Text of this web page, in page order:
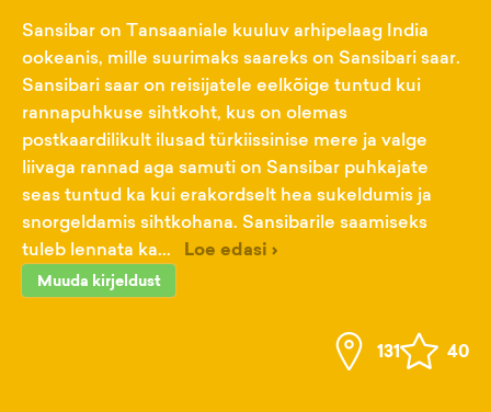
Sansibar on Tansaaniale kuuluv arhipelaag India
ookeanis, mille suurimaks saareks on Sansibari saar.
Sansibari saar on reisijatele eelkõige tuntud kui
rannapuhkuse sihtkoht, kus on olemas
postkaardilikult ilusad türkiissinise mere ja valge
liivaga rannad aga samuti on Sansibar puhkajate
seas tuntud ka kui erakordselt hea sukeldumis ja
snorgeldamis sihtkohana. Sansibarile saamiseks
tuleb lennata ka...
Loe edasi ›
Muuda kirjeldust
131 40